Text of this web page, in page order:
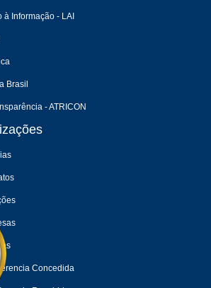
à Informação - LAI
Brasil
- ATRICON
Concedida